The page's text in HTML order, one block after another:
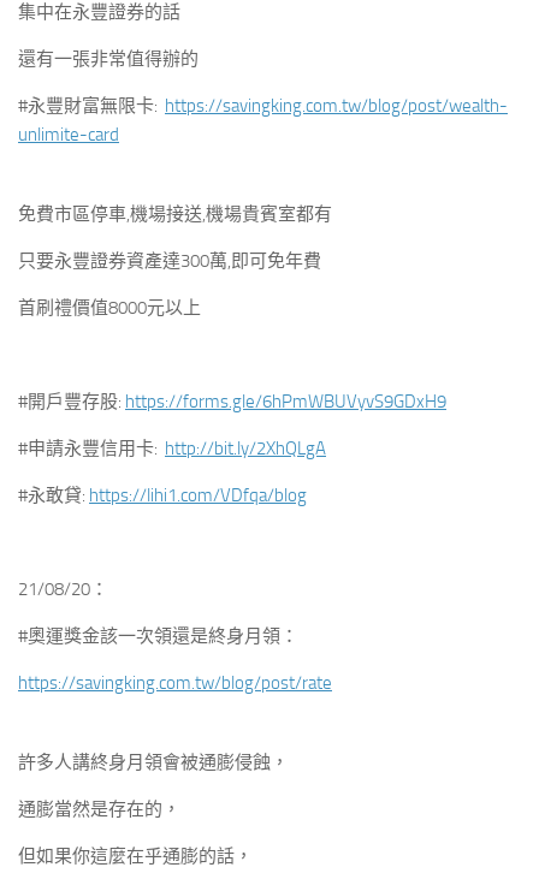
集中在永豐證券的話
還有一張非常值得辦的
#永豐財富無限卡: https://savingking.com.tw/blog/post/wealth-
unlimite-card
免費市區停車,機場接送,機場貴賓室都有
只要永豐證券資產達300萬,即可免年費
首刷禮價值8000元以上
#開戶豐存股: https://forms.gle/6hPmWBUVyvS9GDxH9
#申請永豐信用卡: http://bit.ly/2XhQLgA
#永敢貸: https://lihi1.com/VDfqa/blog
21/08/20：
#奧運獎金該一次領還是終身月領：
https://savingking.com.tw/blog/post/rate
許多人講終身月領會被通膨侵蝕，
通膨當然是存在的，
但如果你這麼在乎通膨的話，